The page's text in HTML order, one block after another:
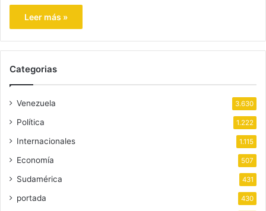
Leer más »
Categorias
Venezuela 3.630
Política 1.222
Internacionales 1.115
Economía 507
Sudamérica 431
portada 430